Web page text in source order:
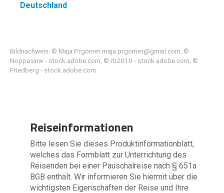
Deutschland
Bildnachweis: © Maja Prgomet maja.prgomet@gmail.com, ©
Noppasinw - stock.adobe.com, © rh2010 - stock.adobe.com, ©
Friedberg - stock.adobe.com
Reiseinformationen
Bitte lesen Sie dieses Produktinformationblatt,
welches das Formblatt zur Unterrichtung des
Reisenden bei einer Pauschalreise nach § 651a
BGB enthält. Wir informieren Sie hiermit über die
wichtigsten Eigenschaften der Reise und Ihre